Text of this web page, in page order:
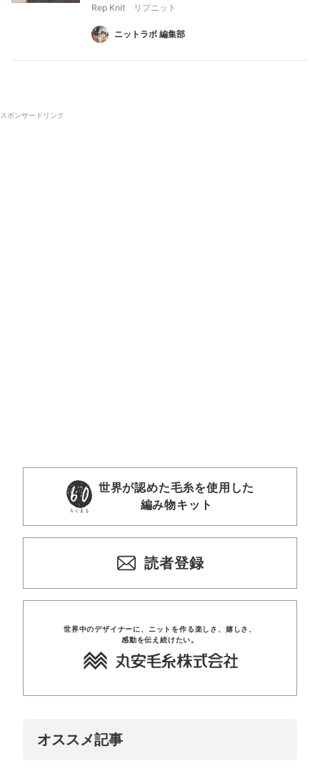
Rep Knit リプニット
ニットラボ 編集部
スポンサードリンク
世界が認めた毛糸を使用した
編み物キット
読者登録
世界中のデザイナーに、 ニットを作る楽しさ、 嬉しさ、
感動を伝え 続けたい。
オススメ記事